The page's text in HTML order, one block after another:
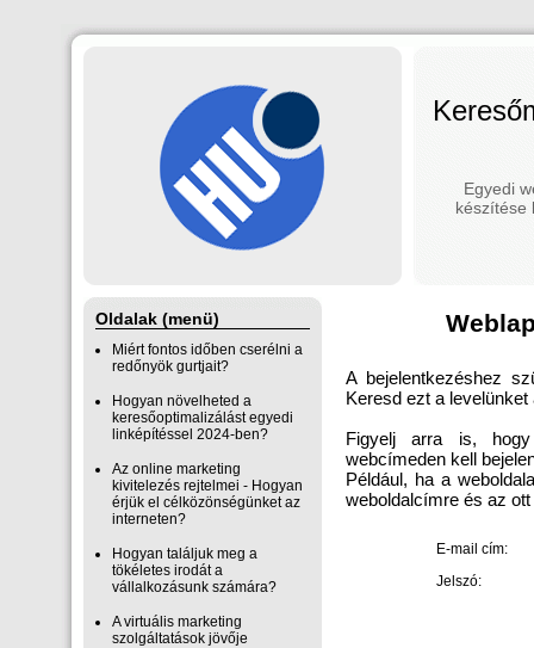
Egyedi
készítése
Oldalak (menü)
Miért fontos időben cserélni a
redőnyök gurtjait?
Hogyan növelheted a
keresőoptimalizálást egyedi
linképítéssel 2024-ben?
Az online marketing
kivitelezés rejtelmei - Hogyan
érjük el célközönségünket az
interneten?
Hogyan találjuk meg a
tökéletes irodát a
vállalkozásunk számára?
A virtuális marketing
szolgáltatások jövője
A bejelentkezéshez
Keresd ezt a
Figyelj arra is,
webcímeden kell
Például, ha a
weboldalcímre és az
E-mail cím:
Jelszó: